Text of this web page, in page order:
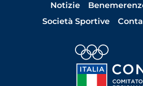
Notizie
Società Sportive